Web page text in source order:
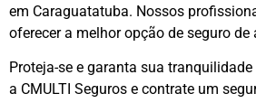
em Caraguatatuba. Nossos
oferecer a melhor opção de seguro
Proteja-se e garanta sua
a CMULTI Seguros e contrate um